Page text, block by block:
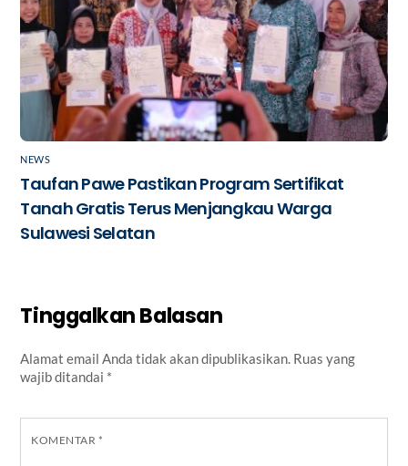
NEWS
Taufan Pawe Pastikan Program Sertifikat
Tanah Gratis Terus Menjangkau Warga
Sulawesi Selatan
Tinggalkan Balasan
Alamat email Anda tidak akan dipublikasikan. Ruas yang
wajib ditandai *
KOMENTAR *